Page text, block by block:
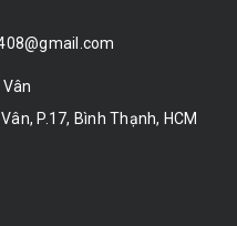
P.17, Bình Thạnh, HCM